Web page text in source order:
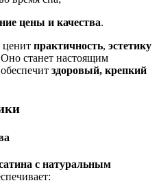
цены и качества.
ценит практичность, эстетику
станет настоящим
здоровый, крепкий
с натуральным